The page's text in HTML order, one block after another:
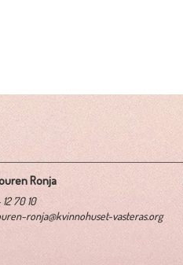
Ronja
12 70 10
ronja@kvinnohuset-vasteras.org